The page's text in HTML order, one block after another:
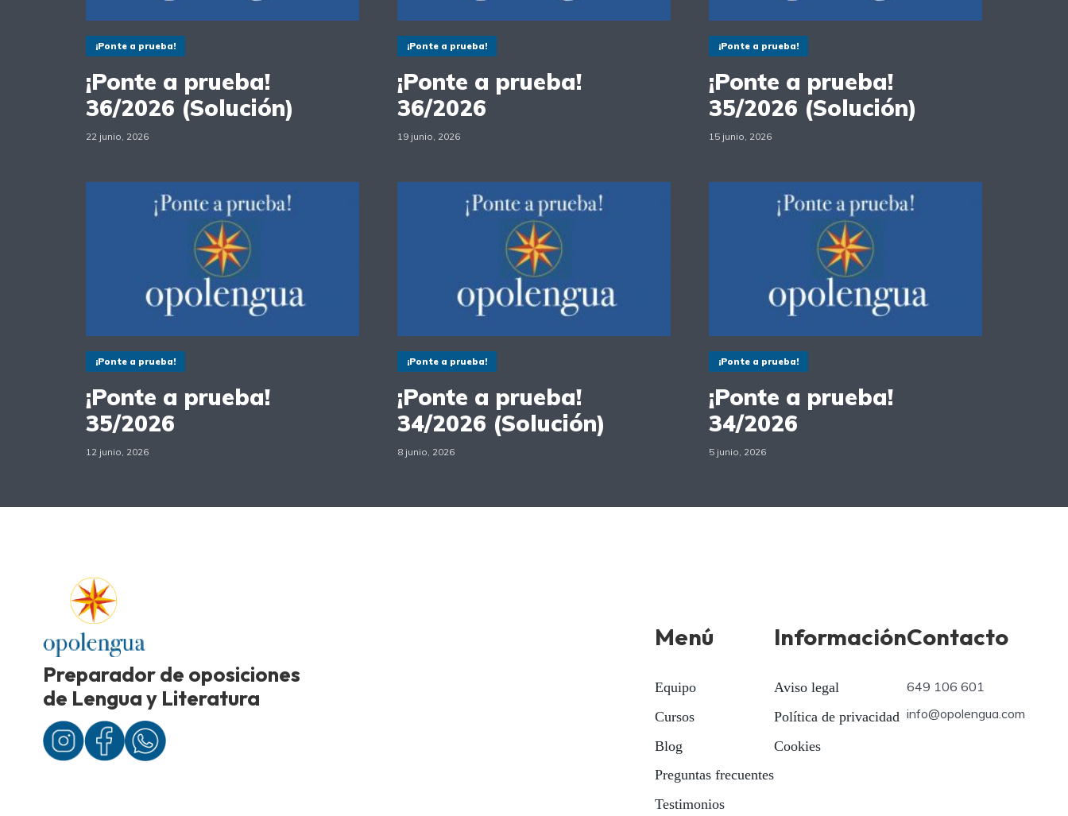
¡Ponte a prueba!
¡Ponte a prueba!
36/2026 (Solución)
22 junio, 2026
¡Ponte a prueba!
¡Ponte a prueba!
36/2026
19 junio, 2026
¡Ponte a prueba!
¡Ponte a prueba!
35/2026 (Solución)
15 junio, 2026
¡Ponte a prueba!
¡Ponte a prueba!
35/2026
12 junio, 2026
¡Ponte a prueba!
¡Ponte a prueba!
34/2026 (Solución)
8 junio, 2026
¡Ponte a prueba!
¡Ponte a prueba!
34/2026
5 junio, 2026
Preparador de oposiciones
de Lengua y Literatura
Menú
Equipo
Cursos
Blog
Preguntas frecuentes
Testimonios
Información
Aviso legal
Política de privacidad
Cookies
Contacto
649 106 601
info@opolengua.com